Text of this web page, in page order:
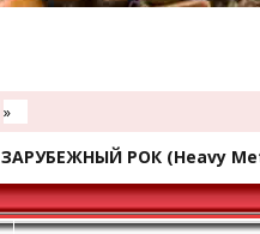
»
ЗАРУБЕЖНЫЙ РОК (Heavy